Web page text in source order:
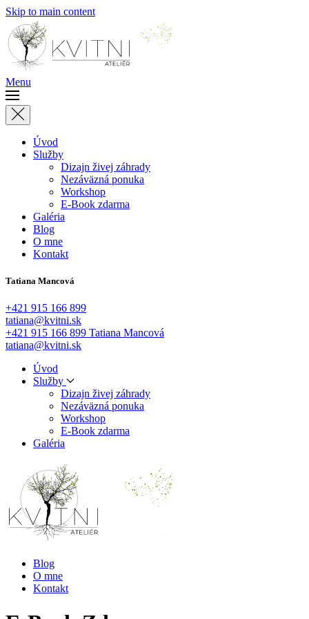
Skip to main content
Menu
Úvod
Služby
Dizajn živej záhrady
Nezáväzná ponuka
Workshop
E-Book zdarma
Galéria
Blog
O mne
Kontakt
Tatiana Mancová
+421 915 166 899
tatiana@kvitni.sk
+421 915 166 899 Tatiana Mancová
tatiana@kvitni.sk
Úvod
Služby
Dizajn živej záhrady
Nezáväzná ponuka
Workshop
E-Book zdarma
Galéria
Blog
O mne
Kontakt